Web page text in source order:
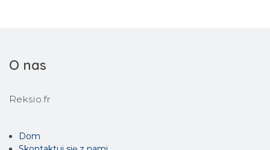
O nas
Reksio.fr
Dom